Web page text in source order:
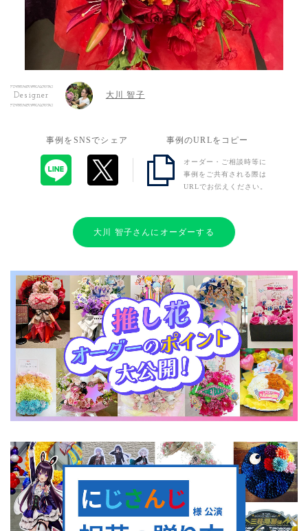
Designer 大川 智子
事例をSNSでシェア 事例のURLをコピー
オーダー・ご相談時等に
事例をご共有される際は
URLでお伝えください。
大川 智子さんにオーダーする